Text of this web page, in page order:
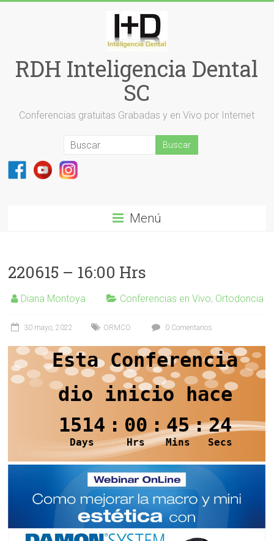
RDH Inteligencia Dental
SC
Conferencias gratuitas Grabadas y en Vivo por Internet
Menú
220615 – 16:00 Hrs
Diana Montoya Conferencias en Vivo, Ortodoncia
30 mayo, 2022 ORMCO 0 Comentarios